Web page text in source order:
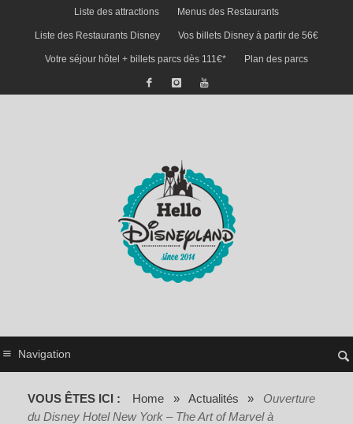
Liste des attractions Menus des Restaurants
Liste des Restaurants Disney Vos billets Disney à partir de 56€
Votre séjour hôtel + billets parcs dès 111€* Plan des parcs
Navigation
VOUS ÊTES ICI : Home » Actualités »
Ouverture
du Disney Hotel New York – The Art of Marvel à